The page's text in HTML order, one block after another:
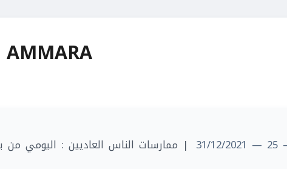
| ممارسات الناس العاديين : اليومي من